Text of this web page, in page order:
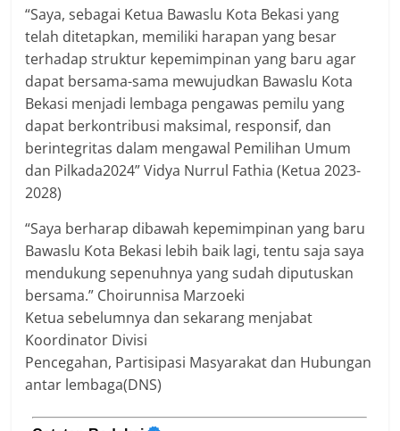
“Saya, sebagai Ketua Bawaslu Kota Bekasi yang
telah ditetapkan, memiliki harapan yang besar
terhadap struktur kepemimpinan yang baru agar
dapat bersama-sama mewujudkan Bawaslu Kota
Bekasi menjadi lembaga pengawas pemilu yang
dapat berkontribusi maksimal, responsif, dan
berintegritas dalam mengawal Pemilihan Umum
dan Pilkada2024” Vidya Nurrul Fathia (Ketua 2023-
2028)
“Saya berharap dibawah kepemimpinan yang baru
Bawaslu Kota Bekasi lebih baik lagi, tentu saja saya
mendukung sepenuhnya yang sudah diputuskan
bersama.” Choirunnisa Marzoeki
Ketua sebelumnya dan sekarang menjabat
Koordinator Divisi
Pencegahan, Partisipasi Masyarakat dan Hubungan
antar lembaga(DNS)